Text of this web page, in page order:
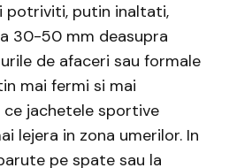
potriviti, putin inaltati,
30-50 mm deasupra
de afaceri sau formale
mai fermi si mai
jachetele sportive
lejera in zona umerilor. In
pe spate sau la